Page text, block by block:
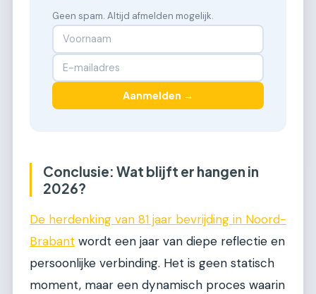
Geen spam. Altijd afmelden mogelijk.
Aanmelden →
Conclusie: Wat blijft er hangen in
2026?
De herdenking van 81 jaar bevrijding in Noord-
Brabant wordt een jaar van diepe reflectie en
persoonlijke verbinding. Het is geen statisch
moment, maar een dynamisch proces waarin